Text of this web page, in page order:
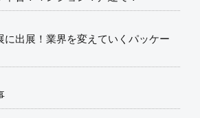
に出展！業界を変えていくパッケー